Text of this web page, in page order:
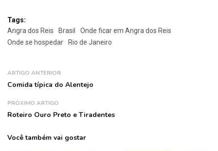
Tags:
Angra dos Reis
Brasil
Onde ficar em Angra dos Reis
Onde se hospedar
Rio de Janeiro
ARTIGO ANTERIOR
Comida típica do Alentejo
PRÓXIMO ARTIGO
Roteiro Ouro Preto e Tiradentes
Você também vai gostar